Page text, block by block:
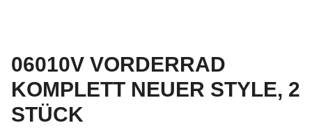
06010V VORDERRAD
KOMPLETT NEUER STYLE, 2
STÜCK